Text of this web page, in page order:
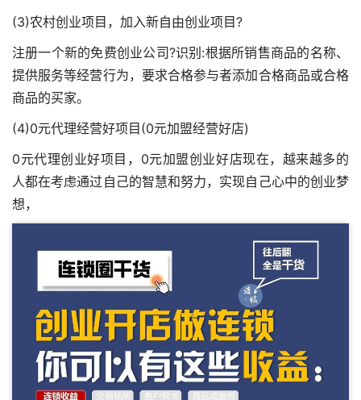
(3)农村创业项目，加入新自由创业项目?
注册一个新的免费创业公司?识别:根据所销售商品的名称、
提供服务等经营行为，要求合格参与者添加合格商品或合格
商品的买家。
(4)0元代理经营好项目(0元加盟经营好店)
0元代理创业好项目，0元加盟创业好店现在，越来越多的
人都在考虑通过自己的智慧和努力，实现自己心中的创业梦
想，